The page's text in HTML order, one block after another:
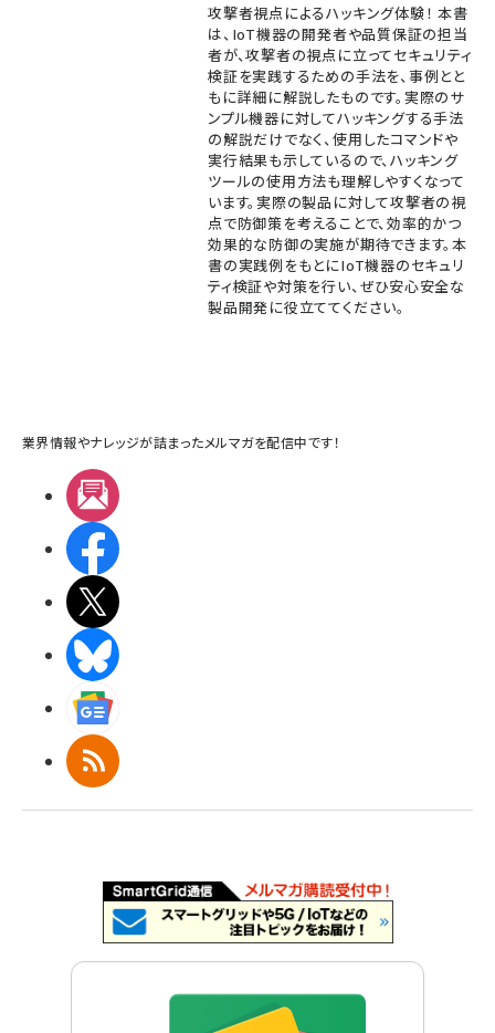
攻撃者視点によるハッキング体験！ 本書
は、IoT機器の開発者や品質保証の担当
者が、攻撃者の視点に立ってセキュリティ
検証を実践するための手法を、事例とと
もに詳細に解説したものです。実際のサ
ンプル機器に対してハッキングする手法
の解説だけでなく、使用したコマンドや
実行結果も示しているので、ハッキング
ツールの使用方法も理解しやすくなって
います。実際の製品に対して攻撃者の視
点で防御策を考えることで、効率的かつ
効果的な防御の実施が期待できます。本
書の実践例をもとにIoT機器のセキュリ
ティ検証や対策を行い、ぜひ安心安全な
製品開発に役立ててください。
業界情報やナレッジが詰まったメルマガを配信中です！
RSS